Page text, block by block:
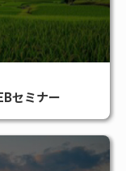
セミナー